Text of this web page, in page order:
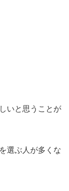
いと思うことが
選ぶ人が多くな